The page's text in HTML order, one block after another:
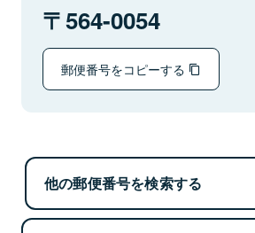
564-0054
郵便番号をコピーする
他の郵便番号を検索する